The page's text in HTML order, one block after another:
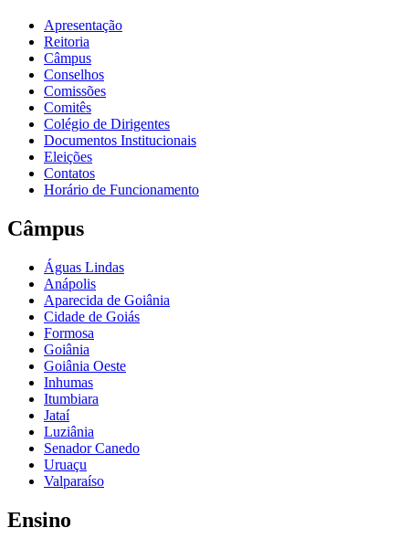
Apresentação
Reitoria
Câmpus
Conselhos
Comissões
Comitês
Colégio de Dirigentes
Documentos Institucionais
Eleições
Contatos
Horário de Funcionamento
Câmpus
Águas Lindas
Anápolis
Aparecida de Goiânia
Cidade de Goiás
Formosa
Goiânia
Goiânia Oeste
Inhumas
Itumbiara
Jataí
Luziânia
Senador Canedo
Uruaçu
Valparaíso
Ensino